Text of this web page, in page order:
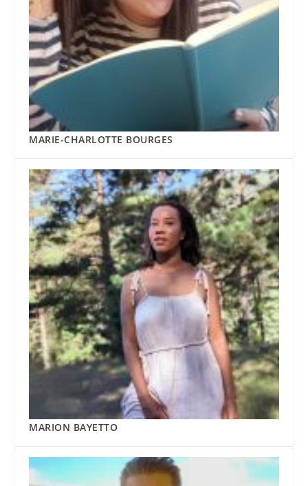
MARIE-CHARLOTTE BOURGES
MARION BAYETTO